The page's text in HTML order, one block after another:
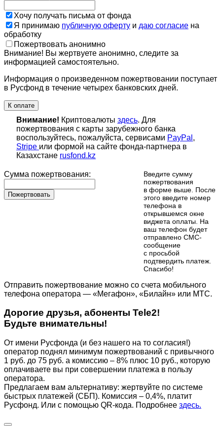
Хочу получать письма от фонда
Я принимаю публичную оферту и даю согласие на
обработку
Пожертвовать анонимно
Внимание! Вы жертвуете анонимно, следите за
информацией самостоятельно.
Информация о произведенном пожертвовании поступает
в Русфонд в течение четырех банковских дней.
К оплате
Внимание! Криптовалюты здесь. Для
пожертвования с карты зарубежного банка
воспользуйтесь, пожалуйста, сервисами PayPal ,
Stripe или формой на сайте фонда-партнера в
Казахстане rusfond.kz
Сумма пожертвования:
Пожертвовать
Введите сумму
пожертвования
в форме выше. После
этого введите номер
телефона в
открывшемся окне
виджета оплаты. На
ваш телефон будет
отправлено СМС-
сообщение
с просьбой
подтвердить платеж.
Cпасибо!
Отправить пожертвование можно со счета мобильного
телефона оператора — «Мегафон», «Билайн» или МТС.
Дорогие друзья, абоненты Tele2!
Будьте внимательны!
От имени Русфонда (и без нашего на то согласия!)
оператор поднял минимум пожертвований с привычного
1 руб. до 75 руб. а комиссию – 8% плюс 10 руб., которую
оплачиваете вы при совершении платежа в пользу
оператора.
Предлагаем вам альтернативу: жертвуйте по cистеме
быстрых платежей (СБП). Комиссия – 0,4%, платит
Русфонд. Или с помощью QR-кода. Подробнее здесь.